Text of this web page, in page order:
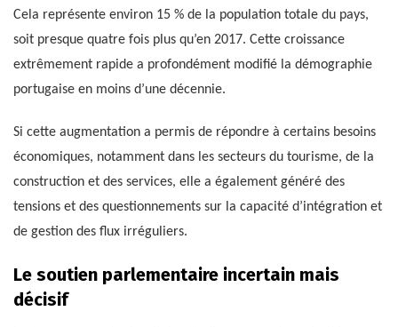
Cela représente environ 15 % de la population totale du pays,
soit presque quatre fois plus qu’en 2017. Cette croissance
extrêmement rapide a profondément modifié la démographie
portugaise en moins d’une décennie.
Si cette augmentation a permis de répondre à certains besoins
économiques, notamment dans les secteurs du tourisme, de la
construction et des services, elle a également généré des
tensions et des questionnements sur la capacité d’intégration et
de gestion des flux irréguliers.
Le soutien parlementaire incertain mais
décisif